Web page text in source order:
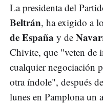
La presidenta del
Beltrán, ha exigido a
de España y de
Chivite, que "veten de
cualquier negociación
otra índole", después
lunes en Pamplona un